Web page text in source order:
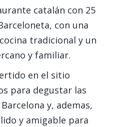
catalán con 25
con una
tradicional y un
y familiar.
en el sitio
para degustar las
y, ademas,
y amigable para